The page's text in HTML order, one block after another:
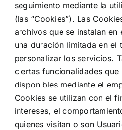
seguimiento mediante la
(las “Cookies”). Las
archivos que se instalan
una duración limitada en el
personalizar los servicios.
ciertas funcionalidades que
disponibles mediante el
Cookies se utilizan con el
intereses, el
quienes visitan o son